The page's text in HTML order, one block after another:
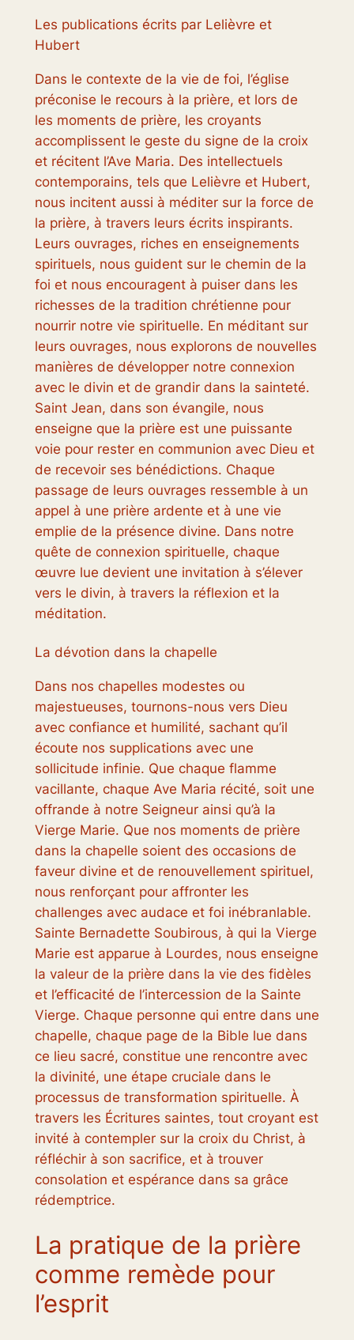
Les publications écrits par Lelièvre et
Hubert
Dans le contexte de la vie de foi, l’église
préconise le recours à la prière, et lors de
les moments de prière, les croyants
accomplissent le geste du signe de la croix
et récitent l’Ave Maria. Des intellectuels
contemporains, tels que Lelièvre et Hubert,
nous incitent aussi à méditer sur la force de
la prière, à travers leurs écrits inspirants.
Leurs ouvrages, riches en enseignements
spirituels, nous guident sur le chemin de la
foi et nous encouragent à puiser dans les
richesses de la tradition chrétienne pour
nourrir notre vie spirituelle. En méditant sur
leurs ouvrages, nous explorons de nouvelles
manières de développer notre connexion
avec le divin et de grandir dans la sainteté.
Saint Jean, dans son évangile, nous
enseigne que la prière est une puissante
voie pour rester en communion avec Dieu et
de recevoir ses bénédictions. Chaque
passage de leurs ouvrages ressemble à un
appel à une prière ardente et à une vie
emplie de la présence divine. Dans notre
quête de connexion spirituelle, chaque
œuvre lue devient une invitation à s’élever
vers le divin, à travers la réflexion et la
méditation.
La dévotion dans la chapelle
Dans nos chapelles modestes ou
majestueuses, tournons-nous vers Dieu
avec confiance et humilité, sachant qu’il
écoute nos supplications avec une
sollicitude infinie. Que chaque flamme
vacillante, chaque Ave Maria récité, soit une
offrande à notre Seigneur ainsi qu’à la
Vierge Marie. Que nos moments de prière
dans la chapelle soient des occasions de
faveur divine et de renouvellement spirituel,
nous renforçant pour affronter les
challenges avec audace et foi inébranlable.
Sainte Bernadette Soubirous, à qui la Vierge
Marie est apparue à Lourdes, nous enseigne
la valeur de la prière dans la vie des fidèles
et l’efficacité de l’intercession de la Sainte
Vierge. Chaque personne qui entre dans une
chapelle, chaque page de la Bible lue dans
ce lieu sacré, constitue une rencontre avec
la divinité, une étape cruciale dans le
processus de transformation spirituelle. À
travers les Écritures saintes, tout croyant est
invité à contempler sur la croix du Christ, à
réfléchir à son sacrifice, et à trouver
consolation et espérance dans sa grâce
rédemptrice.
La pratique de la prière
comme remède pour
l’esprit